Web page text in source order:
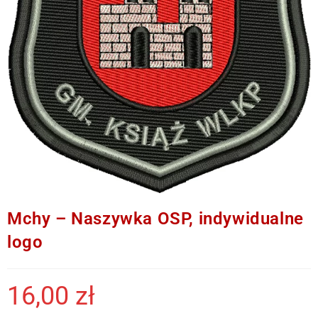
Mchy – Naszywka OSP, indywidualne
logo
16,00 zł